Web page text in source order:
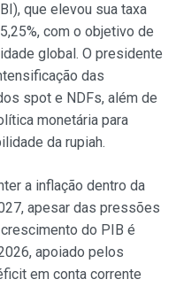
que elevou sua taxa
com o objetivo de
global. O presidente
das
spot e NDFs, além de
monetária para
da rupiah.
a inflação dentro da
apesar das pressões
do PIB é
apoiado pelos
em conta corrente